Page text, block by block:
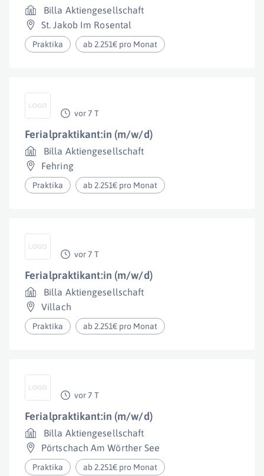
Billa Aktiengesellschaft
St. Jakob Im Rosental
Praktika ab 2.251€ pro Monat
vor 7 T
Ferialpraktikant:in (m/w/d)
Billa Aktiengesellschaft
Fehring
Praktika ab 2.251€ pro Monat
vor 7 T
Ferialpraktikant:in (m/w/d)
Billa Aktiengesellschaft
Villach
Praktika ab 2.251€ pro Monat
vor 7 T
Ferialpraktikant:in (m/w/d)
Billa Aktiengesellschaft
Pörtschach Am Wörther See
Praktika ab 2.251€ pro Monat